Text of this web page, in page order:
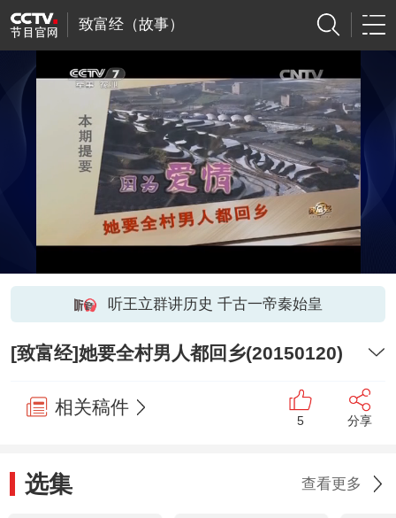
致富经（故事）
听王立群讲历史 千古一帝秦始皇
[致富经]她要全村男人都回乡(20150120)
相关稿件
5 分享
选集 查看更多